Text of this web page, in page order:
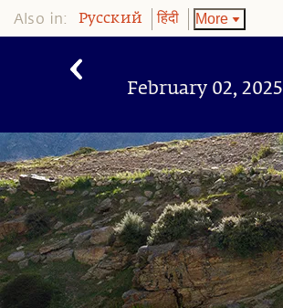
Also in: Pусский हिंदी More
February 02, 2025